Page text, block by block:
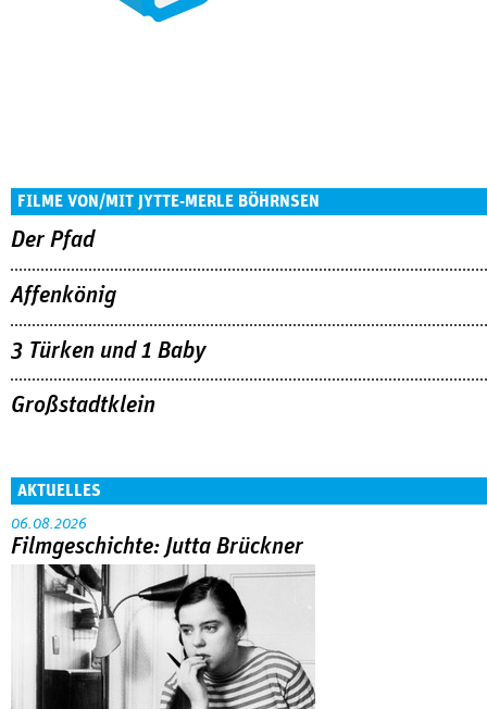
FILME VON/MIT JYTTE-MERLE BÖHRNSEN
Der Pfad
Affenkönig
3 Türken und 1 Baby
Großstadtklein
AKTUELLES
06.08.2026
Filmgeschichte: Jutta Brückner